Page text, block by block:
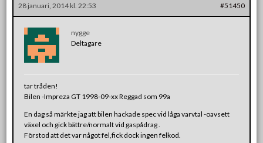
28 januari, 2014 kl. 22:53 #51450
nygge
Deltagare
tar tråden!
Bilen -Impreza GT 1998-09-xx Reggad som 99a
En dag så märkte jag att bilen hackade spec vid låga varvtal -oavsett
växel och gick bättre/normalt vid gaspådrag .
Förstod att det var något fel,fick dock ingen felkod.